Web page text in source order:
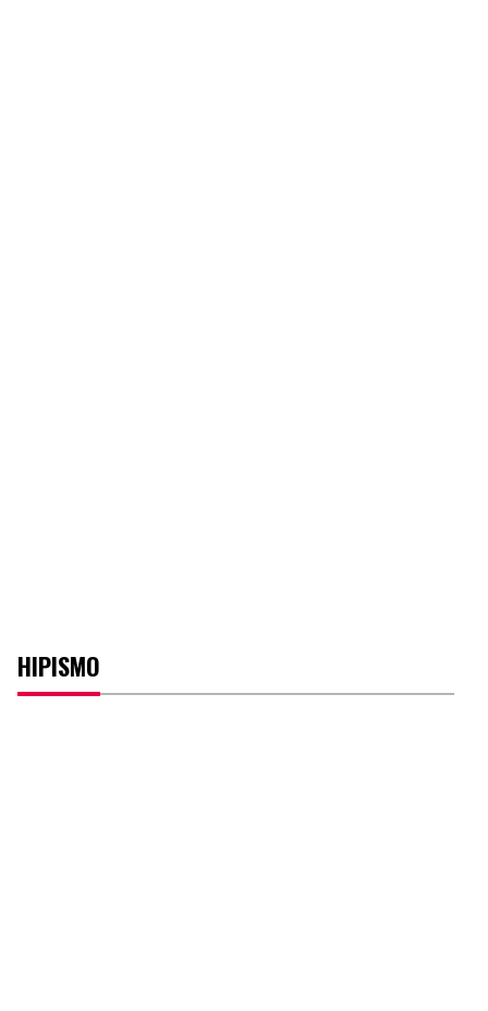
HIPISMO